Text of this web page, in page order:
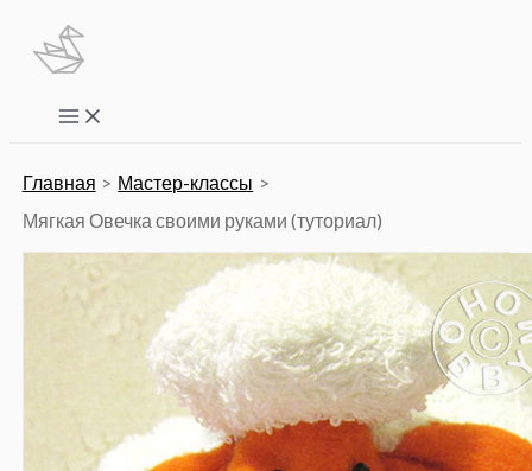
Перейти
содержимому
Main
Menu
Главная
Мастер-классы
Мягкая Овечка своими руками (туториал)